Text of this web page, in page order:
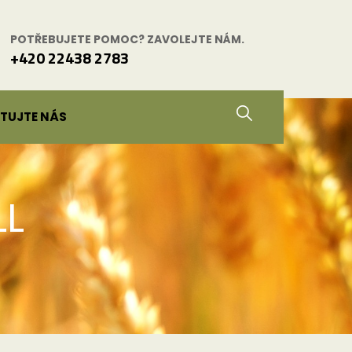
POTŘEBUJETE POMOC? ZAVOLEJTE NÁM.
+420 22438 2783
NÁS